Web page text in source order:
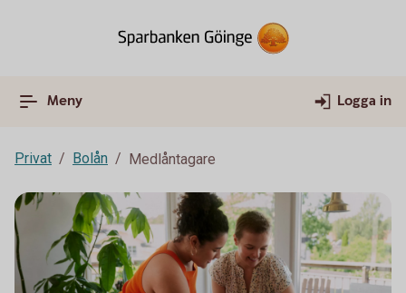
Meny Logga in
Privat Bolån Medlåntagare